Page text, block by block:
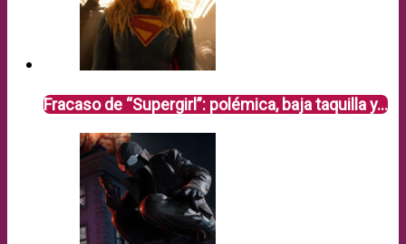
Fracaso de “Supergirl”: polémica, baja taquilla y…